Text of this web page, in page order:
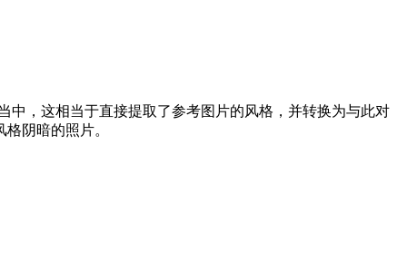
中，这相当于直接提取了参考图片的风格，并转换为与此对
阴暗的照片。